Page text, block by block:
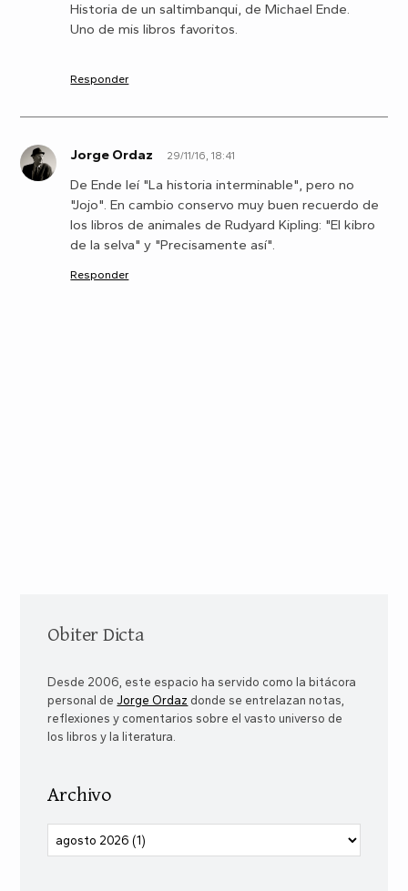
Historia de un saltimbanqui, de Michael Ende.
Uno de mis libros favoritos.
Responder
J Jorge Ordaz 29/11/16, 18:41
De Ende leí "La historia interminable", pero no
"Jojo". En cambio conservo muy buen recuerdo de
los libros de animales de Rudyard Kipling: "El kibro
de la selva" y "Precisamente así".
Responder
Obiter Dicta
Desde 2006, este espacio ha servido como la bitácora
personal de Jorge Ordaz donde se entrelazan notas,
reflexiones y comentarios sobre el vasto universo de
los libros y la literatura.
Archivo